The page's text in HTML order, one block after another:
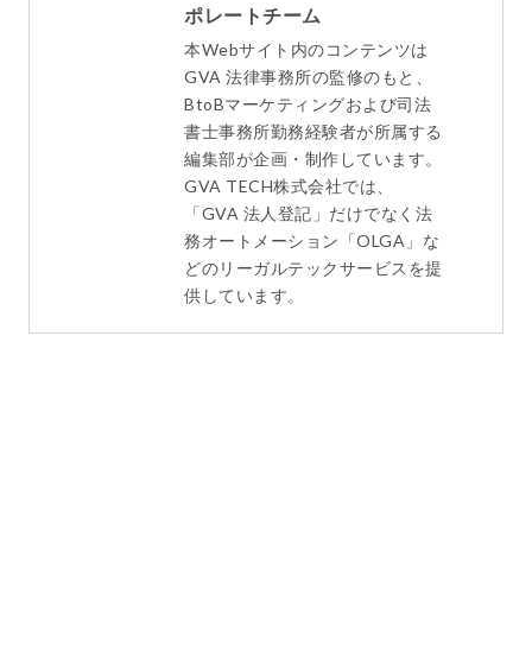
ポレートチーム
本Webサイト内のコンテンツは
GVA 法律事務所の監修のもと、
BtoBマーケティングおよび司法
書士事務所勤務経験者が所属する
編集部が企画・制作しています。
GVA TECH株式会社では、
「GVA 法人登記」だけでなく法
務オートメーション「OLGA」な
どのリーガルテックサービスを提
供しています。